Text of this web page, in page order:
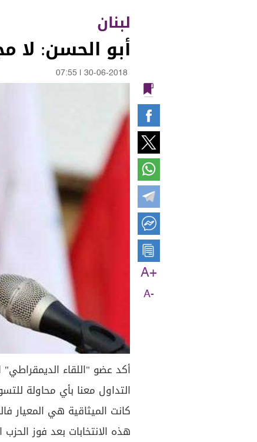
لبنان
أبو الحسن: لا
30-06-2018
07:55
A+
A-
أكد عضو "اللقاء
التداول معنا بأي محاولة
كانت الميثاقية هي المعيار
هذه الانتخابات بعد فوز